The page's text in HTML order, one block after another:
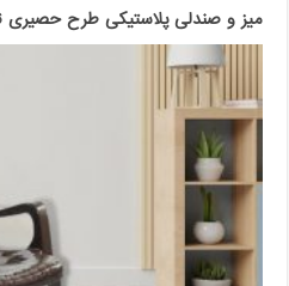
میز و صندلی پلاستیکی طرح حصیری 6 نفره ناصر به قیمت کارخانه